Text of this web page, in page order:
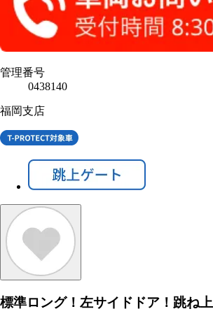
管理番号
0438140
福岡支店
標準ロング！左サイドドア！跳ね